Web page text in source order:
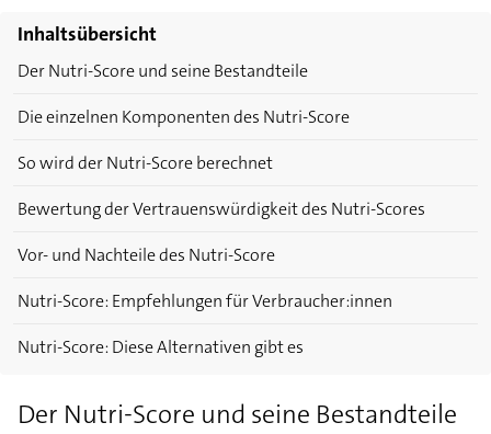
Inhaltsübersicht
Der Nutri-Score und seine Bestandteile
Die einzelnen Komponenten des Nutri-Score
So wird der Nutri-Score berechnet
Bewertung der Vertrauenswürdigkeit des Nutri-Scores
Vor- und Nachteile des Nutri-Score
Nutri-Score: Empfehlungen für Verbraucher:innen
Nutri-Score: Diese Alternativen gibt es
Der Nutri-Score und seine Bestandteile